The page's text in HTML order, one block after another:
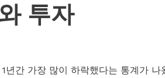
투자
년간 가장 많이 하락했다는 통계가 나